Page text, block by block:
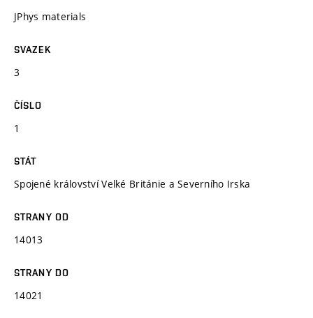
JPhys materials
SVAZEK
3
ČÍSLO
1
STÁT
Spojené království Velké Británie a Severního Irska
STRANY OD
14013
STRANY DO
14021